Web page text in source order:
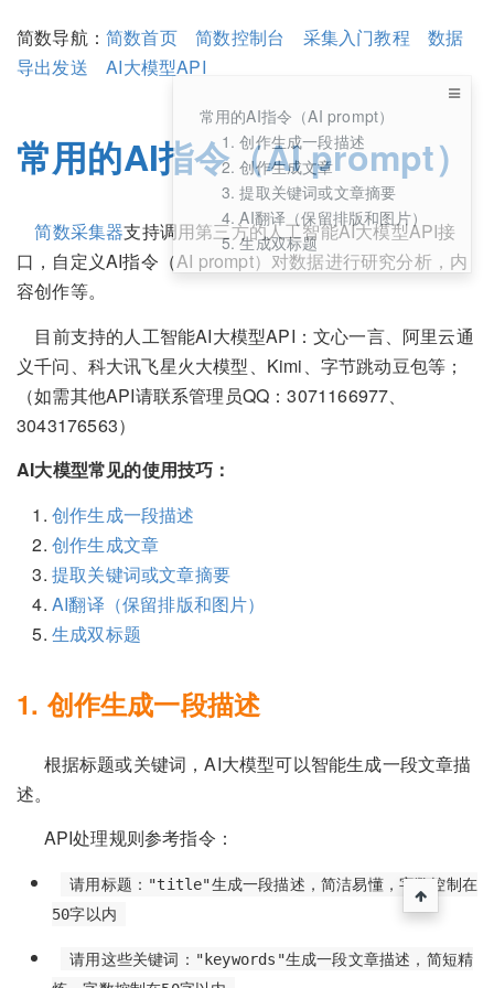
常用的AI指令（AI prompt）
1. 创作生成一段描述
2. 创作生成文章
3. 提取关键词或文章摘要
4. AI翻译（保留排版和图片）
5. 生成双标题
简数导航： 简数首页 简数控制台 采集入门教程
数据
导出发送
AI大模型API
常用的AI指令（AI prompt）
简数采集器支持调用第三方的人工智能AI大模型API接
口，自定义AI指令（AI prompt）对数据进行研究分析，内
容创作等。
目前支持的人工智能AI大模型API：文心一言、阿里云通
义千问、科大讯飞星火大模型、Kimi、字节跳动豆包等；
（如需其他API请联系管理员QQ：3071166977、
3043176563）
AI大模型常见的使用技巧：
创作生成一段描述
创作生成文章
提取关键词或文章摘要
AI翻译（保留排版和图片）
生成双标题
1. 创作生成一段描述
根据标题或关键词，AI大模型可以智能生成一段文章描
述。
API处理规则参考指令：
请用标题："title"生成一段描述，简洁易懂，字数控制在
50字以内
请用这些关键词："keywords"生成一段文章描述，简短精